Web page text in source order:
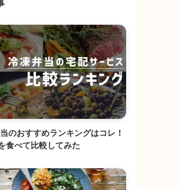
のおすすめランキングはコレ！
食べて比較してみた